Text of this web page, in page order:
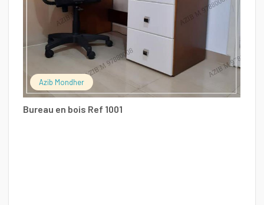
Azib Mondher
Bureau en bois Ref 1001